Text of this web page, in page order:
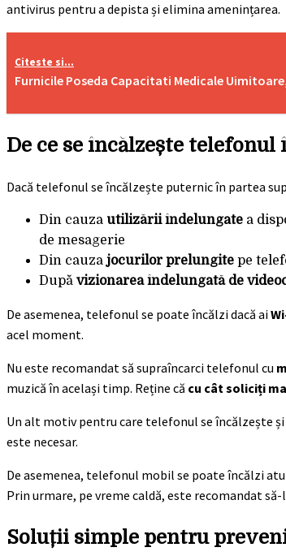
antivirus pentru a depista și elimina amenințarea.
Citeste si...
Furnicile Poseda Capacitati Medicale
De ce se încălzește
Dacă telefonul se încălzește puternic în partea
Din cauza utilizării îndelungate a
de mesagerie
Din cauza jocurilor prelungite pe
După vizionarea îndelungată de
De asemenea, telefonul se poate încălzi dacă ai
acel moment.
Nu este recomandat să supraîncarci telefonul cu
muzică în același timp. Reține că cu cât soliciți
Un alt motiv pentru care telefonul se încălzește și
este necesar.
De asemenea, telefonul mobil se poate încălzi
Prin urmare, pe vreme caldă, este recomandat
Soluții simple pentru